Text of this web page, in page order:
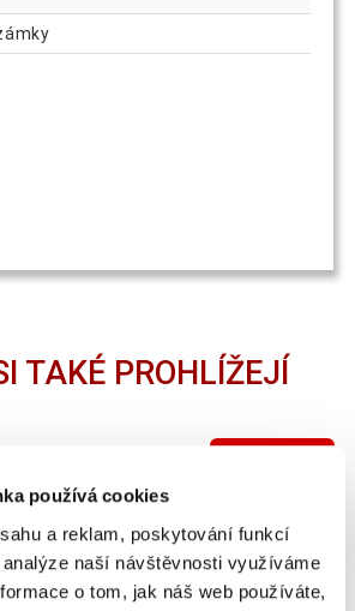
používá cookies
a reklam, poskytování funkcí
naší návštěvnosti využíváme
o tom, jak náš web používáte,
TAKÉ PROHLÍŽEJÍ